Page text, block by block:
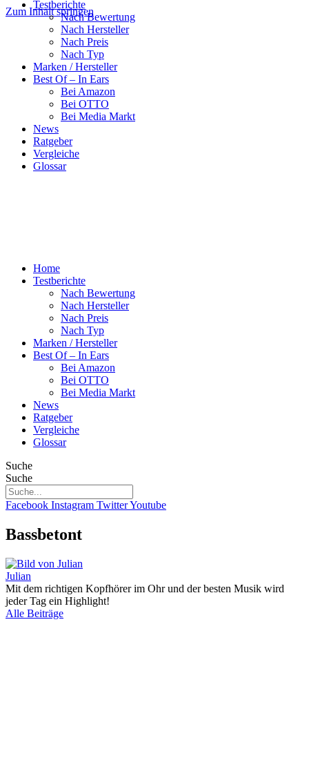
Zum Inhalt springen
Testberichte
Nach Bewertung
Nach Hersteller
Nach Preis
Nach Typ
Marken / Hersteller
Best Of – In Ears
Bei Amazon
Bei OTTO
Bei Media Markt
News
Ratgeber
Vergleiche
Glossar
Home
Testberichte
Nach Bewertung
Nach Hersteller
Nach Preis
Nach Typ
Marken / Hersteller
Best Of – In Ears
Bei Amazon
Bei OTTO
Bei Media Markt
News
Ratgeber
Vergleiche
Glossar
Suche
Suche
Facebook Instagram TwitterYoutube
Bassbetont
Julian
Mit dem richtigen Kopfhörer im Ohr und der besten Musik wird
jeder Tag ein Highlight!
Alle Beiträge